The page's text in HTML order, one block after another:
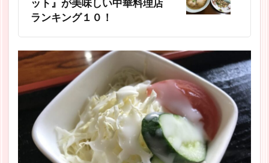
ット』が美味しい中華料理店
ランキング１０！